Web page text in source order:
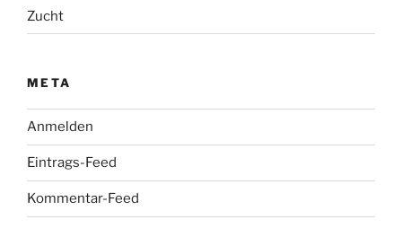
Zucht
META
Anmelden
Eintrags-Feed
Kommentar-Feed